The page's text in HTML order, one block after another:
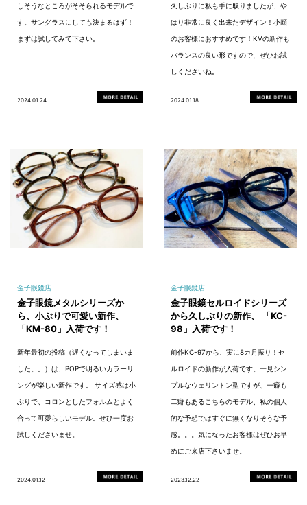
しそうなところがそそられるモデルで
す。サングラスにしても決まるはず！
まずは試してみて下さい。
2024.01.24
久しぶりに私も手に取りましたが、や
はり非常に良く出来たデザイン！小顔
のお客様におすすめです！KVの新作も
バランスの良い形ですので、ぜひお試
しくださいね。
2024.01.18
金子眼鏡店
金子眼鏡メタルシリーズか
ら、小ぶりで可愛い新作、
「KM-80」入荷です！
新年最初の投稿（遅くなってしまいま
した。。）は、POPで明るいカラーリ
ングが楽しい新作です。 サイズ感は小
ぶりで、コロンとしたフォルムとよく
合って可愛らしいモデル。ぜひ一度お
試しくださいませ。
2024.01.12
金子眼鏡店
金子眼鏡セルロイドシリーズ
から久しぶりの新作、 「KC-
98」入荷です！
前作KC-97から、実に8カ月振り！セ
ルロイドの新作が入荷です。一見シン
プルなウェリントン型ですが、一癖も
二癖もあるこちらのモデル、私の個人
的な予想ではすぐに無くなりそうな予
感。。。気になったお客様はぜひお早
めにご来店下さいませ。
2023.12.22